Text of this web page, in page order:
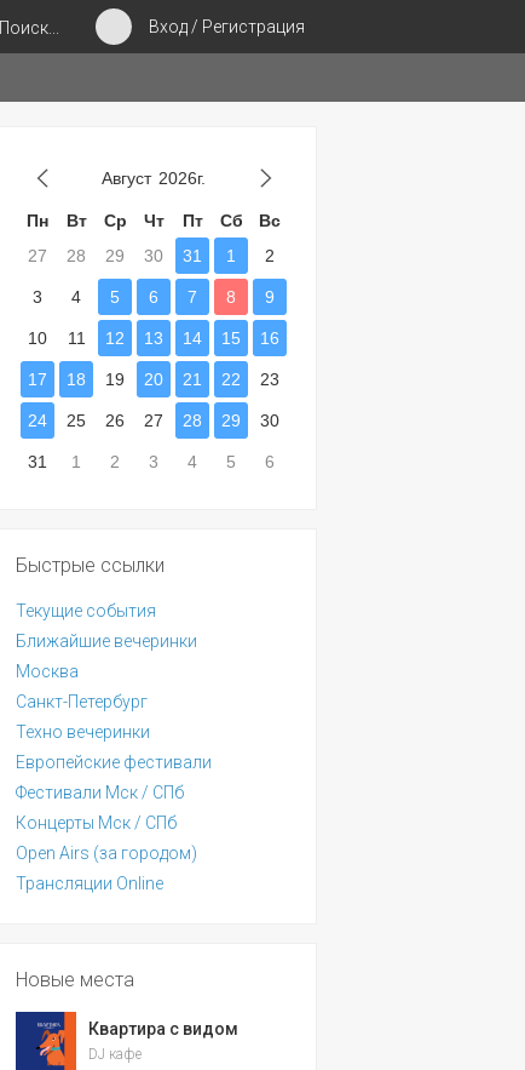
Вход / Регистрация
Поиск...
Август 2026г.
Пн Вт Ср Чт Пт Сб
Вс
27
28 29 30 31 1 2
3 4 5 6 7 8 9
10 11 12 13 14 15 16
17 18 19 20 21 22 23
24 25 26 27 28 29 30
31 1 2 3 4 5 6
Быстрые ссылки
Текущие события
Ближайшие вечеринки
Москва
Санкт-Петербург
Техно вечеринки
Европейские фестивали
Фестивали Мск / СПб
Концерты Мск / СПб
Open Airs (за городом)
Трансляции Online
Новые места
Квартира с видом
DJ кафе